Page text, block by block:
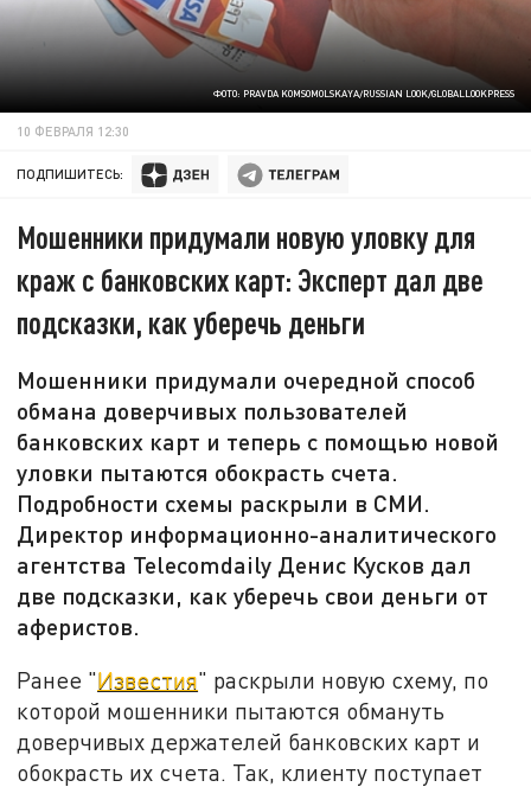
ФОТО: PRAVDA KOMSOMOLSKAYA/RUSSIAN LOOK/GLOBALLOOKPRESS
10 ФЕВРАЛЯ 12:30
ПОДПИШИТЕСЬ:
Мошенники придумали новую уловку для
краж с банковских карт: Эксперт дал две
подсказки, как уберечь деньги
Мошенники придумали очередной способ
обмана доверчивых пользователей
банковских карт и теперь с помощью новой
уловки пытаются обокрасть счета.
Подробности схемы раскрыли в СМИ.
Директор информационно-аналитического
агентства Telecomdaily Денис Кусков дал
две подсказки, как уберечь свои деньги от
аферистов.
Ранее "Известия" раскрыли новую схему, по
которой мошенники пытаются обмануть
доверчивых держателей банковских карт и
обокрасть их счета. Так, клиенту поступает